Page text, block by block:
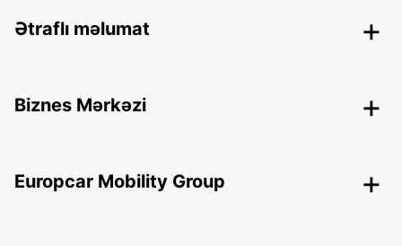
Ətraflı məlumat
Biznes Mərkəzi
Europcar Mobility Group